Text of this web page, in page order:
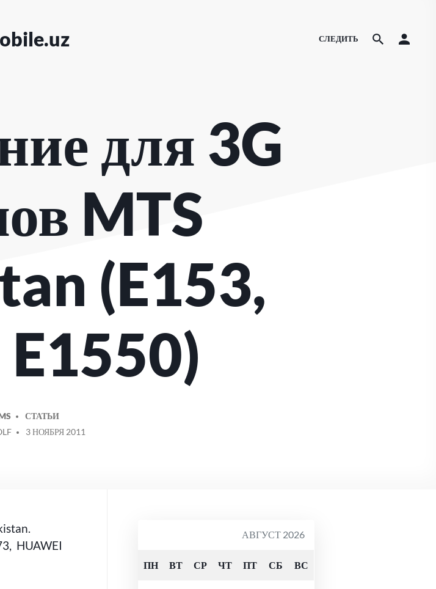
СЛЕДИТЬ
для 3G
MTS
(E153,
СТАТЬИ
3 НОЯБРЯ 2011
HUAWEI
АВГУСТ 2026
ПН ВТ СР ЧТ ПТ СБ ВС